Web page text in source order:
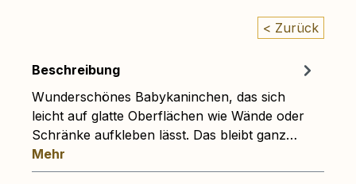
< Zurück
Beschreibung
Wunderschönes Babykaninchen, das sich
leicht auf glatte Oberflächen wie Wände oder
Schränke aufkleben lässt. Das bleibt ganz…
Mehr